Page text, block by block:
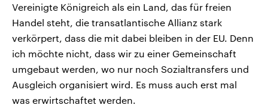
Vereinigte Königreich als ein Land, das für freien
Handel steht, die transatlantische Allianz stark
verkörpert, dass die mit dabei bleiben in der EU. Denn
ich möchte nicht, dass wir zu einer Gemeinschaft
umgebaut werden, wo nur noch Sozialtransfers und
Ausgleich organisiert wird. Es muss auch erst mal
was erwirtschaftet werden.